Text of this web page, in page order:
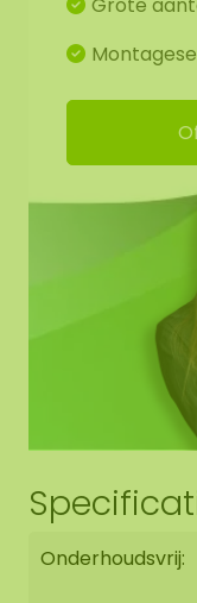
Onderhoudsvrij: